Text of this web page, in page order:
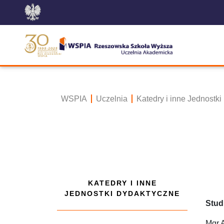
WSPIA Uczelnia Katedry i inne
KATEDRY I INNE
JEDNOSTKI DYDAKTYCZNE